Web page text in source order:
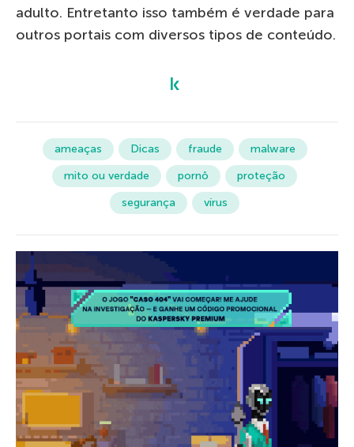
adulto. Entretanto isso também é verdade para
outros portais com diversos tipos de conteúdo.
ameaças Dicas fraude
malware
mito ou verdade
pornô
proteção
segurança
vírus